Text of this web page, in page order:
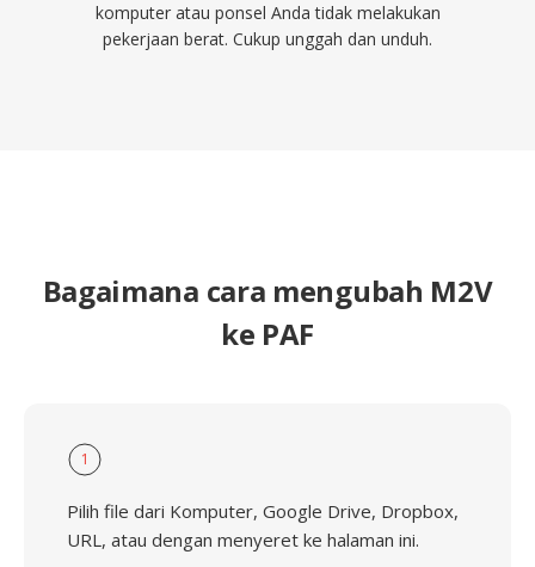
komputer atau ponsel Anda tidak melakukan
pekerjaan berat. Cukup unggah dan unduh.
Bagaimana cara mengubah M2V
ke PAF
1
Pilih file dari Komputer, Google Drive, Dropbox,
URL, atau dengan menyeret ke halaman ini.